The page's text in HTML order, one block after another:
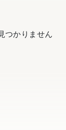
つかりません